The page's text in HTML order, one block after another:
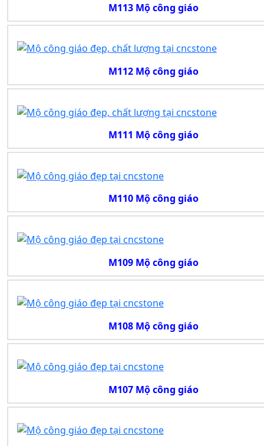
M113 Mộ công giáo
M112 Mộ công giáo
M111 Mộ công giáo
M110 Mộ công giáo
M109 Mộ công giáo
M108 Mộ công giáo
M107 Mộ công giáo